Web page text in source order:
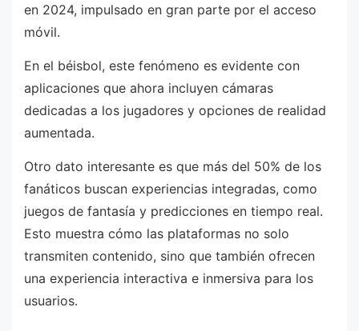
en 2024, impulsado en gran parte por el acceso
móvil.
En el béisbol, este fenómeno es evidente con
aplicaciones que ahora incluyen cámaras
dedicadas a los jugadores y opciones de realidad
aumentada.
Otro dato interesante es que más del 50% de los
fanáticos buscan experiencias integradas, como
juegos de fantasía y predicciones en tiempo real.
Esto muestra cómo las plataformas no solo
transmiten contenido, sino que también ofrecen
una experiencia interactiva e inmersiva para los
usuarios.